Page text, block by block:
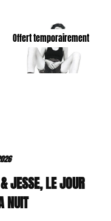
Offert temporairement
JESSE, LE JOUR
NUIT